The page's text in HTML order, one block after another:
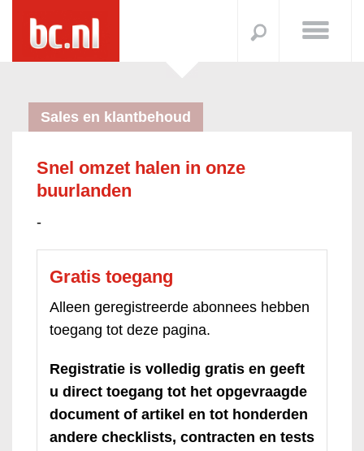
Sales en klantbehoud
Snel omzet halen in onze
buurlanden
-
Gratis toegang
Alleen geregistreerde abonnees hebben
toegang tot deze pagina.
Registratie is volledig gratis en geeft
u direct toegang tot het opgevraagde
document of artikel en tot honderden
andere checklists, contracten en tests